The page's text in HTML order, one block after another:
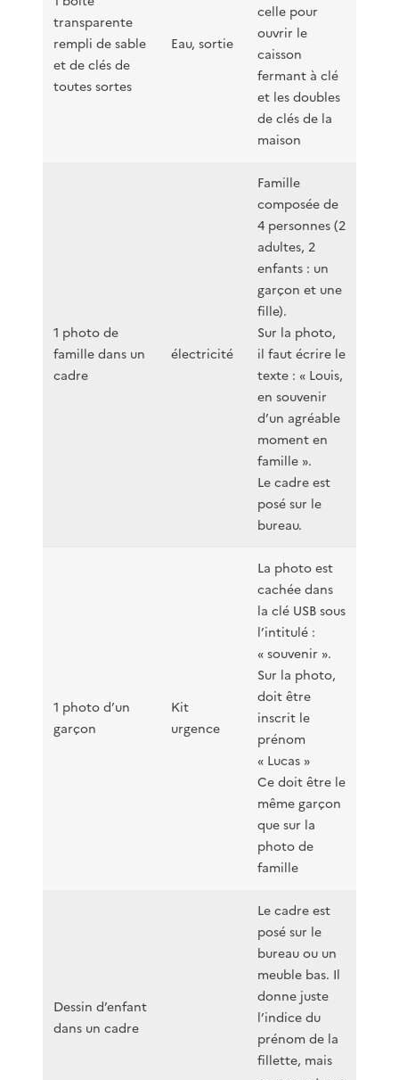
transparente
rempli de sable
et de clés de
toutes sortes
Eau, sortie
celle pour
ouvrir le
caisson
fermant à clé
et les doubles
de clés de la
maison
1 photo de
famille dans un
cadre
électricité
Famille
composée de
4 personnes (2
adultes, 2
enfants : un
garçon et une
fille).
Sur la photo,
il faut écrire le
texte : « Louis,
en souvenir
d’un agréable
moment en
famille ».
Le cadre est
posé sur le
bureau.
1 photo d’un
garçon
Kit
urgence
La photo est
cachée dans
la clé USB sous
l’intitulé :
« souvenir ».
Sur la photo,
doit être
inscrit le
prénom
« Lucas »
Ce doit être le
même garçon
que sur la
photo de
famille
Dessin d’enfant
dans un cadre
Le cadre est
posé sur le
bureau ou un
meuble bas. Il
donne juste
l’indice du
prénom de la
fillette, mais